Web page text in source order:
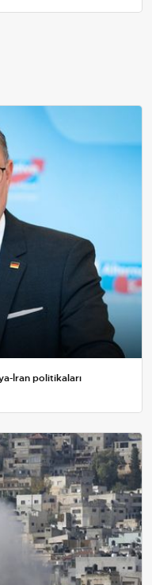
İran politikaları